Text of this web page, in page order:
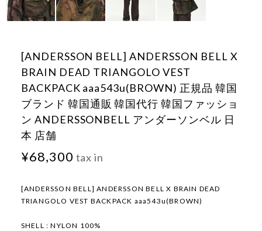
[ANDERSSON BELL] ANDERSSON BELL X
BRAIN DEAD TRIANGOLO VEST
BACKPACK aaa543u(BROWN) 正規品 韓国
ブランド 韓国通販 韓国代行 韓国ファッショ
ン ANDERSSONBELL アンダーソンベル 日
本 店舗
¥68,300 tax in
[ANDERSSON BELL] ANDERSSON BELL X BRAIN DEAD
TRIANGOLO VEST BACKPACK aaa543u(BROWN)
SHELL : NYLON 100%